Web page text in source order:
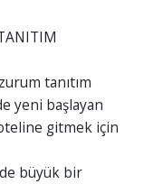
tanıtım
yeni başlayan
oteline gitmek için
büyük bir